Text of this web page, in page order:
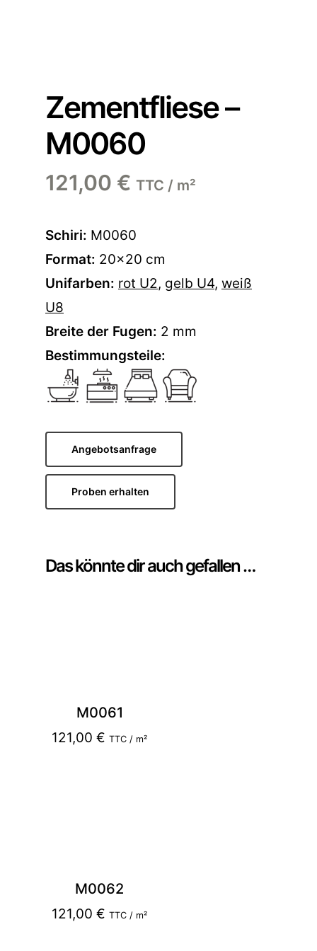
Zementfliese –
M0060
121,00 € TTC / m²
Schiri: M0060
Format: 20×20 cm
Unifarben: rot U2, gelb U4, weiß
U8
Breite der Fugen: 2 mm
Bestimmungsteile:
Angebotsanfrage
Proben erhalten
Das könnte dir auch gefallen …
M0061
121,00€ TTC / m²
M0062
121,00€ TTC / m²